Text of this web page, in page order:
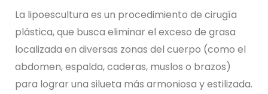
La lipoescultura es un procedimiento de cirugía
plástica, que busca eliminar el exceso de grasa
localizada en diversas zonas del cuerpo (como el
abdomen, espalda, caderas, muslos o brazos)
para lograr una silueta más armoniosa y estilizada.